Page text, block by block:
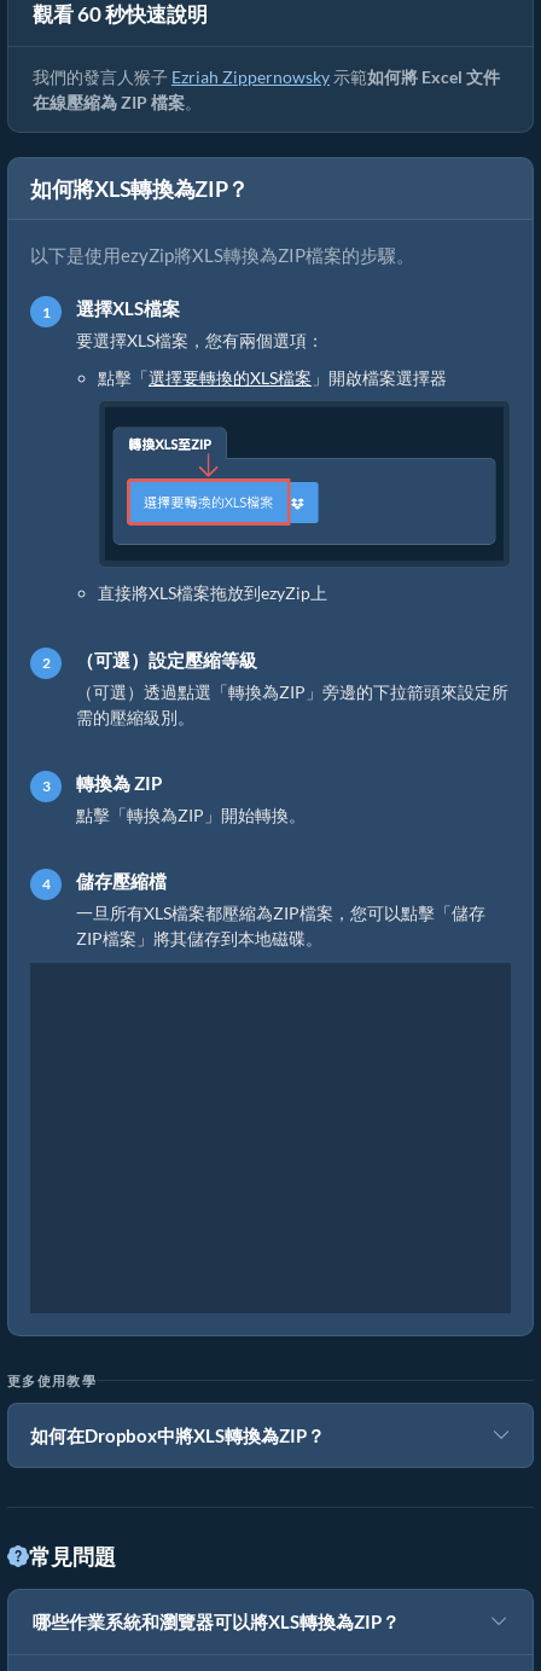
觀看 60 秒快速說明
如何在線將 XLS 轉換為 ZIP（簡易指南）
我們的發言人猴子 Ezriah Zippernowsky 示範如何將 Excel 文件
在線壓縮為 ZIP 檔案。
如何將XLS轉換為ZIP？
以下是使用ezyZip將XLS轉換為ZIP檔案的步驟。
選擇XLS檔案
要選擇XLS檔案，您有兩個選項：
點擊「選擇要轉換的XLS檔案 」開啟檔案選擇器
直接將XLS檔案拖放到ezyZip上
（可選）設定壓縮等級
（可選）透過點選「轉換為ZIP」旁邊的下拉箭頭來設定所
需的壓縮級別。
轉換為 ZIP
點擊「轉換為ZIP」開始轉換。
儲存壓縮檔
一旦所有XLS檔案都壓縮為ZIP檔案，您可以點擊「儲存
ZIP檔案」將其儲存到本地磁碟。
更多使用教學
如何在Dropbox中將XLS轉換為ZIP？
常見問題
哪些作業系統和瀏覽器可以將XLS轉換為ZIP？